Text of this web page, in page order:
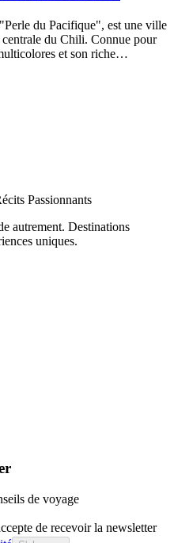
du Pacifique", est une ville
du Chili. Connue pour
et son riche…
Passionnants
autrement. Destinations
uniques.
de voyage
de recevoir la newsletter